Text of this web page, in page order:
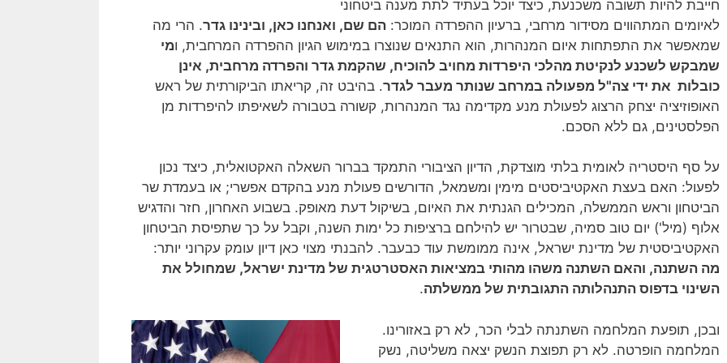
חייבת להיות תשובה משכנעת, כיצד יוכל בעתיד לתת מענה ביטחוני
לאיומים המתהווים מסידור מרחבי, ברעיון ההפרדה המוכר: הם שם, ואנחנו כאן, ובינינו גדר. הרי מה
שמאפשר את התפתחות איום המנהרות, הוא התנאים שנוצרו במימוש הגיון ההפרדה המרחבית, ומי
שמבקש לשכנע לנקיטת מהלכי היפרדות מחויב להוכיח, שהקמת גדר והפרדה מרחבית, אינן
כובלות את ידי צה"ל מפעולה במרחב שנותר מעבר לגדר. בהיבט זה, קריאתו הביקורתית של ראש
האופוזיציה יצחק הרצוג לפעולת מנע מקדימה נגד המנהרות, קשורה בטבורה לשאיפתו להיפרדות מן
הפלסטינים, גם ללא הסכם.
על סף היסטריה לאומית בלתי מוצדקת, הדיון הציבורי התמקד בברור השאלה האקטואלית, כיצד נכון
לפעול: האם בעצת האקטיביסטים מימין ומשמאל, הדורשים פעולת מנע בהקדם אפשרי; או בעמדת שר
הביטחון וראש הממשלה, המכילים הגנתית את האיום, בשיקול דעת מאופק. בשבוע האחרון, חזר והדגיש
אלוף (מיל') יום טוב סמיה, שבטרור יש להילחם ברציפות כל ימות השנה, וקבל על כך שתפיסת הביטחון
האקטיביסטית של מדינת ישראל, אינה ממומשת עוד כבעבר. להבנתי מצוי כאן דיון עומק עקרוני יותר:
מה השתנה, והאם השתנה משהו מהותי במציאות האסטרטגית של מדינת ישראל, שמחולל את
השינוי בדפוס התנהלותה התגובתית של ממשלתה.
ובכן, תופעת המלחמה השתנתה לבלי הכר, לא רק באזורינו.
המלחמה הופרטה. לא רק תפוצת הנשק יצאה משליטה, נשק